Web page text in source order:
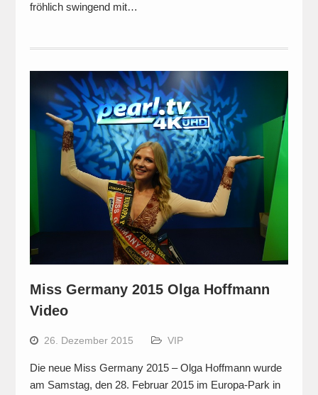
fröhlich swingend mit…
Miss Germany 2015 Olga Hoffmann
Video
26. Dezember 2015 VIP
Die neue Miss Germany 2015 – Olga Hoffmann wurde
am Samstag, den 28. Februar 2015 im Europa-Park in